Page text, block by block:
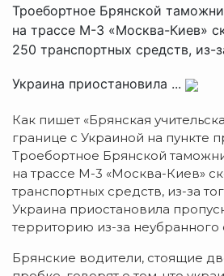
Троебортное Брянской
на трассе М-3 «Москва-Киев»
250 транспортных средств, из-
Украина приостановила ...
Как пишет «Брянская
границе с Украиной на пункте
Троебортное Брянской
на трассе М-3 «Москва-Киев»
транспортных средств, из-за
Украина приостановила
территорию из-за неубранного
Брянские водители, стоящие